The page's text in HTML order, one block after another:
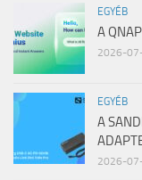
EGYÉB
A
2026-
EGYÉB
A
2026-